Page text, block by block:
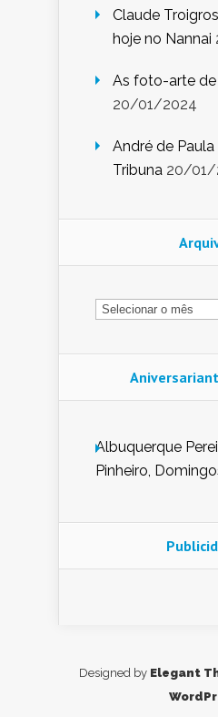
Claude
hoje no Nannai
As foto-arte de
20/01/2024
André de
Tribuna 20/01/
Arquivo
Albuquerque
Pinheiro,
Nunes de Sena,
Glória Pereira,
Designed by Elegant